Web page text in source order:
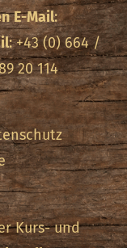
E-Mail:
: +43 (0) 664 /
20 114
Kurs- und